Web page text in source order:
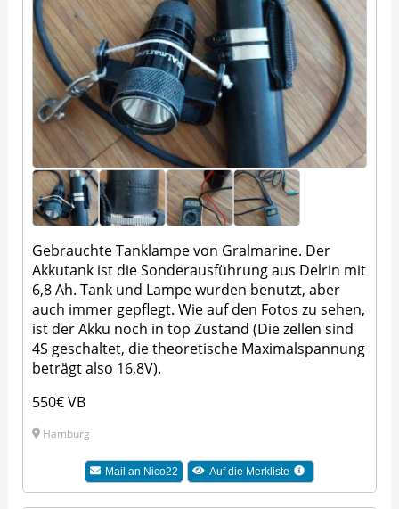
Gebrauchte Tanklampe von Gralmarine. Der
Akkutank ist die Sonderausführung aus Delrin mit
6,8 Ah. Tank und Lampe wurden benutzt, aber
auch immer gepflegt. Wie auf den Fotos zu sehen,
ist der Akku noch in top Zustand (Die zellen sind
4S geschaltet, die theoretische Maximalspannung
beträgt also 16,8V).
550€ VB
Hamburg
Mail an Nico22 Auf die Merkliste